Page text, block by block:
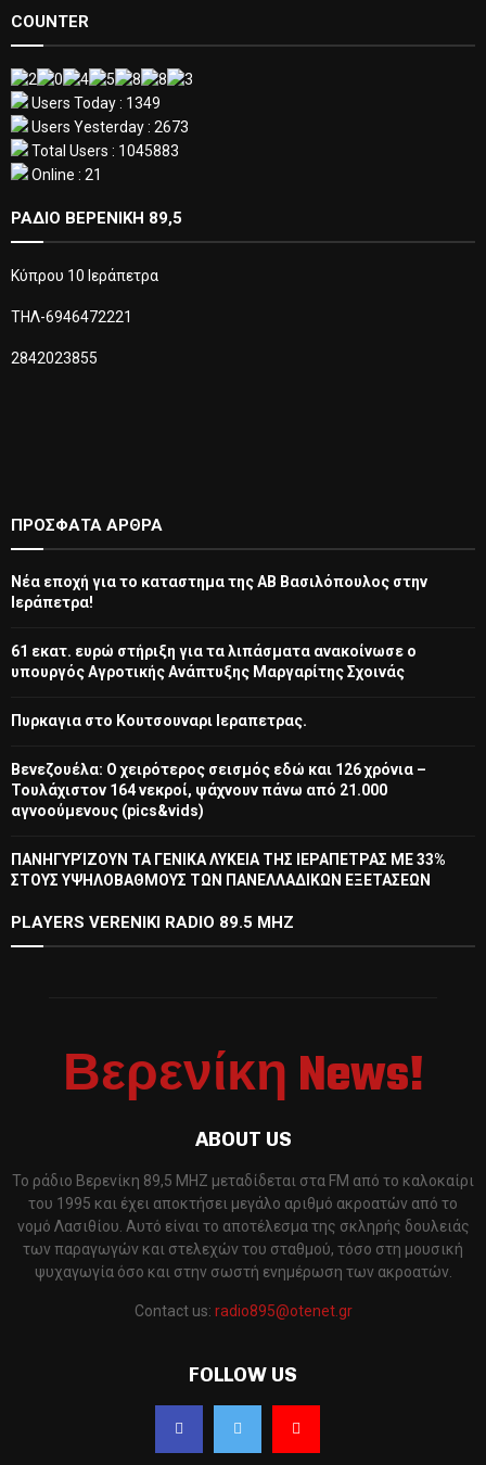
COUNTER
Users Today : 1349
Users Yesterday : 2673
Total Users : 1045883
Online : 21
ΡΑΔΙΟ ΒΕΡΕΝΙΚΗ 89,5
Κύπρου 10 Ιεράπετρα
ΤΗΛ-6946472221
2842023855
ΠΡΌΣΦΑΤΑ ΆΡΘΡΑ
Νέα εποχή για το καταστημα της ΑΒ Βασιλόπουλος στην
Ιεράπετρα!
61 εκατ. ευρώ στήριξη για τα λιπάσματα ανακοίνωσε ο
υπουργός Αγροτικής Ανάπτυξης Μαργαρίτης Σχοινάς
Πυρκαγια στο Κουτσουναρι Ιεραπετρας.
Βενεζουέλα: Ο χειρότερος σεισμός εδώ και 126 χρόνια –
Τουλάχιστον 164 νεκροί, ψάχνουν πάνω από 21.000
αγνοούμενους (pics&vids)
ΠΑΝΗΓΥΡΊΖΟΥΝ ΤΑ ΓΕΝΙΚΑ ΛΥΚΕΙΑ ΤΗΣ ΙΕΡΑΠΕΤΡΑΣ ΜΕ 33%
ΣΤΟΥΣ ΥΨΗΛΟΒΑΘΜΟΥΣ ΤΩΝ ΠΑΝΕΛΛΑΔΙΚΩΝ ΕΞΕΤΑΣΕΩΝ
PLAYERS VERENIKI RADIO 89.5 MHZ
Βερενίκη News!
ABOUT US
Το ράδιο Βερενίκη 89,5 MHZ μεταδίδεται στα FM από το καλοκαίρι
του 1995 και έχει αποκτήσει μεγάλο αριθμό ακροατών από το
νομό Λασιθίου. Αυτό είναι το αποτέλεσμα της σκληρής δουλειάς
των παραγωγών και στελεχών του σταθμού, τόσο στη μουσική
ψυχαγωγία όσο και στην σωστή ενημέρωση των ακροατών.
Contact us: radio895@otenet.gr
FOLLOW US